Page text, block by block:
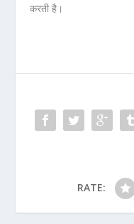
करती है।
RATE: